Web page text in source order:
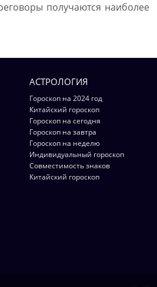
получаются наиболее
АСТРОЛОГИЯ
Гороскоп на 2024 год
Китайский гороскоп
Гороскоп на сегодня
Гороскоп на завтра
Гороскоп на неделю
Индивидуальный гороскоп
Совместимость знаков
Китайский гороскоп